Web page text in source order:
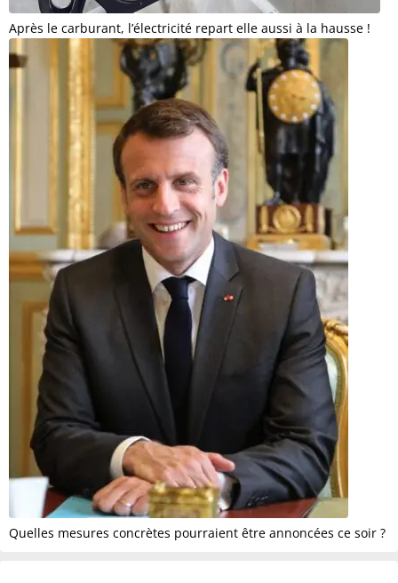
Après le carburant, l’électricité repart elle aussi à la hausse !
Quelles mesures concrètes pourraient être annoncées ce soir ?